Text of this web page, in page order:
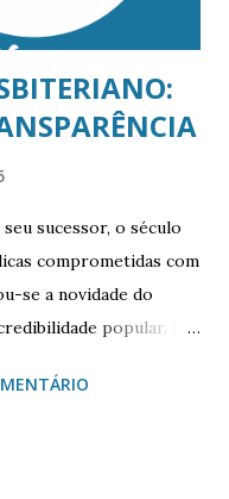
sucessor, o século
comprometidas com
se a novidade do
popular. Foi
a política
aos fins dados,